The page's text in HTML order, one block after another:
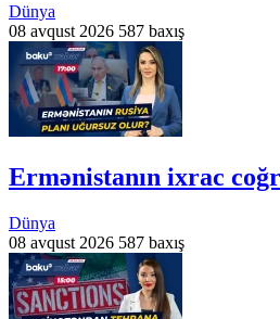
Dünya
08 avqust 2026 587 baxış
Ermənistanın ixrac
Dünya
08 avqust 2026 587 baxış